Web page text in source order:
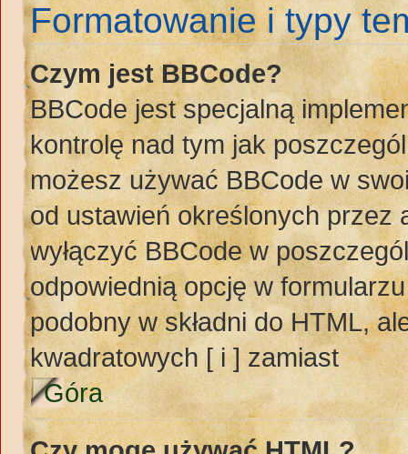
Formatowanie i typy
Czym jest BBCode?
BBCode jest specjalną
kontrolę nad tym jak
możesz używać BBCode w
od ustawień określonych przez
wyłączyć BBCode w
odpowiednią opcję w
podobny w składni do HTML,
kwadratowych [ i ] zamiast
Góra